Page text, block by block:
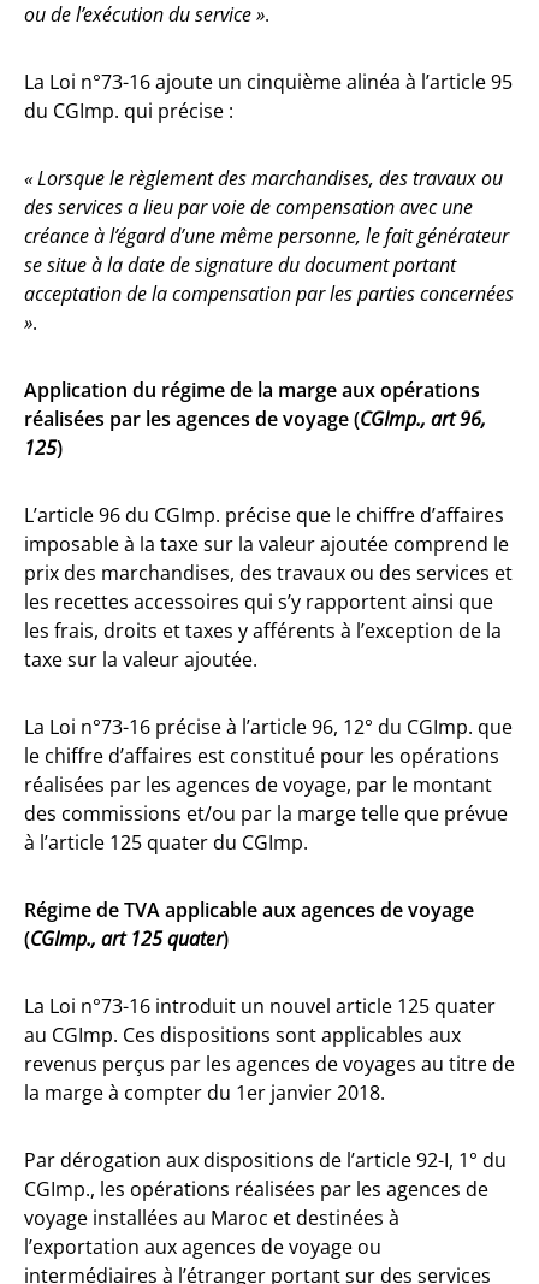
ou de l’exécution du service ».
La Loi n°73-16 ajoute un cinquième alinéa à l’article 95
du CGImp. qui précise :
« Lorsque le règlement des marchandises, des travaux ou
des services a lieu par voie de compensation avec une
créance à l’égard d’une même personne, le fait générateur
se situe à la date de signature du document portant
acceptation de la compensation par les parties concernées
».
Application du régime de la marge aux opérations
réalisées par les agences de voyage (CGImp., art 96,
125)
L’article 96 du CGImp. précise que le chiffre d’affaires
imposable à la taxe sur la valeur ajoutée comprend le
prix des marchandises, des travaux ou des services et
les recettes accessoires qui s’y rapportent ainsi que
les frais, droits et taxes y afférents à l’exception de la
taxe sur la valeur ajoutée.
La Loi n°73-16 précise à l’article 96, 12° du CGImp. que
le chiffre d’affaires est constitué pour les opérations
réalisées par les agences de voyage, par le montant
des commissions et/ou par la marge telle que prévue
à l’article 125 quater du CGImp.
Régime de TVA applicable aux agences de voyage
(CGImp., art 125 quater)
La Loi n°73-16 introduit un nouvel article 125 quater
au CGImp. Ces dispositions sont applicables aux
revenus perçus par les agences de voyages au titre de
la marge à compter du 1er janvier 2018.
Par dérogation aux dispositions de l’article 92-I, 1° du
CGImp., les opérations réalisées par les agences de
voyage installées au Maroc et destinées à
l’exportation aux agences de voyage ou
intermédiaires à l’étranger portant sur des services